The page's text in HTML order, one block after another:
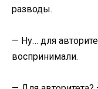
разводы.
— Ну… для
воспринимали.